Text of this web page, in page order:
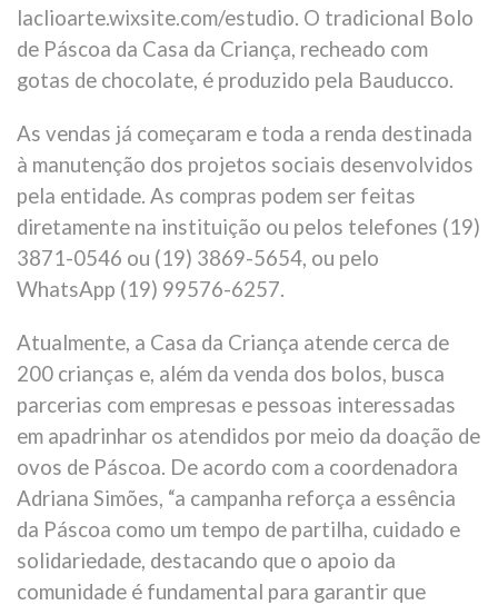
laclioarte.wixsite.com/estudio. O tradicional Bolo
de Páscoa da Casa da Criança, recheado com
gotas de chocolate, é produzido pela Bauducco.
As vendas já começaram e toda a renda destinada
à manutenção dos projetos sociais desenvolvidos
pela entidade. As compras podem ser feitas
diretamente na instituição ou pelos telefones (19)
3871-0546 ou (19) 3869-5654, ou pelo
WhatsApp (19) 99576-6257.
Atualmente, a Casa da Criança atende cerca de
200 crianças e, além da venda dos bolos, busca
parcerias com empresas e pessoas interessadas
em apadrinhar os atendidos por meio da doação de
ovos de Páscoa. De acordo com a coordenadora
Adriana Simões, “a campanha reforça a essência
da Páscoa como um tempo de partilha, cuidado e
solidariedade, destacando que o apoio da
comunidade é fundamental para garantir que